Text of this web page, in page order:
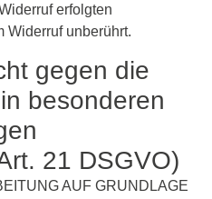
erfolgten
Widerruf unberührt.
gegen die
besonderen
21 DSGVO)
AUF GRUNDLAGE